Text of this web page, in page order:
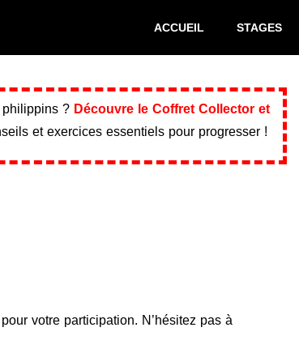
ACCUEIL STAGES
philippins ? Découvre le Coffret Collector et
et exercices essentiels pour progresser !
votre participation. N’hésitez pas à